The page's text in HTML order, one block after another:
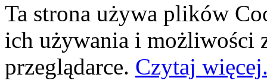
Ta strona używa plików
ich używania i możliwości
przeglądarce. Czytaj